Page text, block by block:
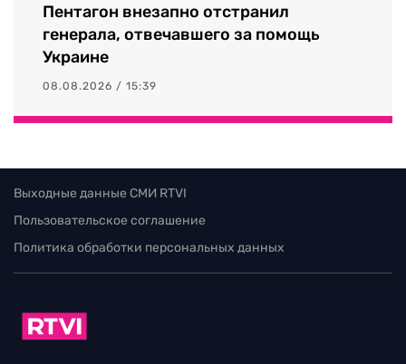
Пентагон внезапно отстранил
генерала, отвечавшего за помощь
Украине
08.08.2026 / 15:39
Выходные данные СМИ RTVI
Пользовательское соглашение
Политика обработки персональных данных